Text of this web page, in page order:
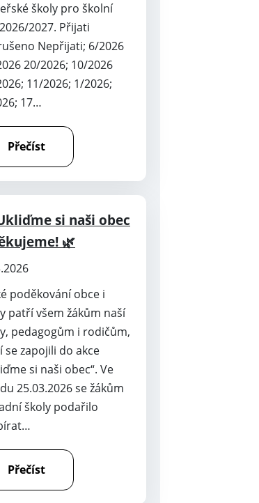
školy pro školní
2027. Přijati
Nepřijati; 6/2026
20/2026; 10/2026
11/2026; 1/2026;
17…
Přečíst
si naši obec
🌿
poděkování obce i
patří všem žákům naší
pedagogům i rodičům,
se zapojili do akce
si naši obec“. Ve
25.03.2026 se žákům
školy podařilo
Přečíst